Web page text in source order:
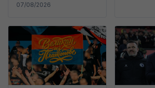
07/08/2026